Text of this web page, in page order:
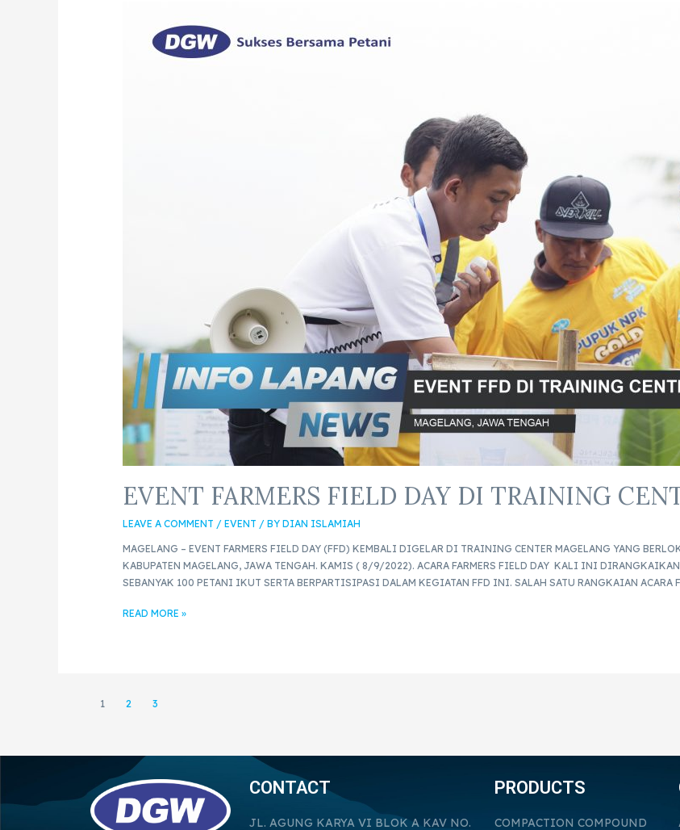
EVENT FARMERS FIELD DAY DI TRAINING
LEAVE A COMMENT /EVENT / BYDIAN ISLAMIAH
MAGELANG – EVENT FARMERS FIELD DAY (FFD) KEMBALI DIGELAR DI TRAINING CENTER MAGELANG YANG
KABUPATEN MAGELANG, JAWA TENGAH. KAMIS ( 8/9/2022). ACARA FARMERS FIELD DAY KALI INI
SEBANYAK 100 PETANI IKUT SERTA BERPARTISIPASI DALAM KEGIATAN FFD INI. SALAH SATU RANGKAIAN ACARA
READ MORE »
1 2 3
CONTACT
JL. AGUNG KARYA VI BLOK A KAV NO.
PRODUCTS
COMPACTION COMPOUND